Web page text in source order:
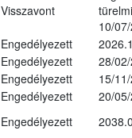
Visszavont
10/
Engedélyezett
Engedélyezett
28/
Engedélyezett
15/
Engedélyezett
20/
Engedélyezett